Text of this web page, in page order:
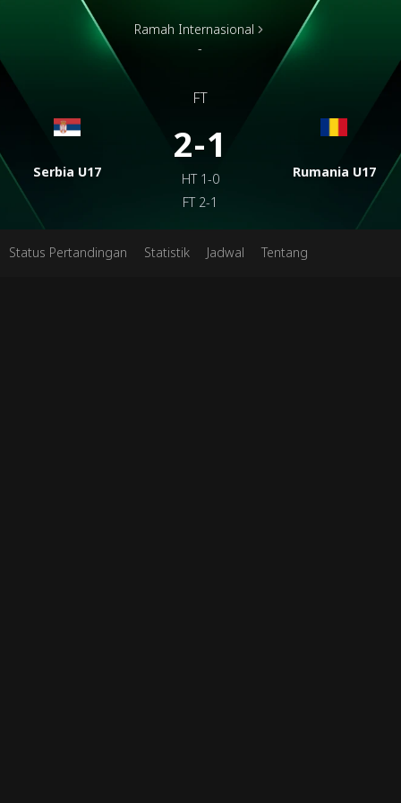
Serbia U17
Ramah Internasional
-
FT
2-1
HT 1-0
FT 2-1
Rumania U17
Status Pertandingan Statistik Jadwal Tentang